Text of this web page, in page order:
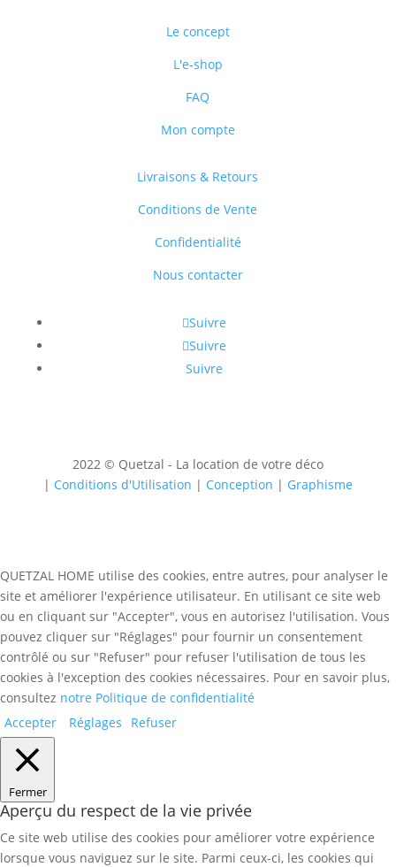
Le concept
L'e-shop
FAQ
Mon compte
Livraisons & Retours
Conditions de Vente
Confidentialité
Nous contacter
Suivre
Suivre
Suivre
2022 © Quetzal - La location de votre déco
| Conditions d'Utilisation | Conception | Graphisme
QUETZAL HOME utilise des cookies, entre autres, pour analyser le
site et améliorer l'expérience utilisateur. En utilisant ce site web
ou en cliquant sur "Accepter", vous en autorisez l'utilisation. Vous
pouvez cliquer sur "Réglages" pour fournir un consentement
contrôlé ou sur "Refuser" pour refuser l'utilisation de tous les
cookies à l'exception des cookies nécessaires. Pour en savoir plus,
consultez notre Politique de confidentialité
Accepter
Réglages Refuser
Fermer
Aperçu du respect de la vie privée
Ce site web utilise des cookies pour améliorer votre expérience
lorsque vous naviguez sur le site. Parmi ceux-ci, les cookies qui